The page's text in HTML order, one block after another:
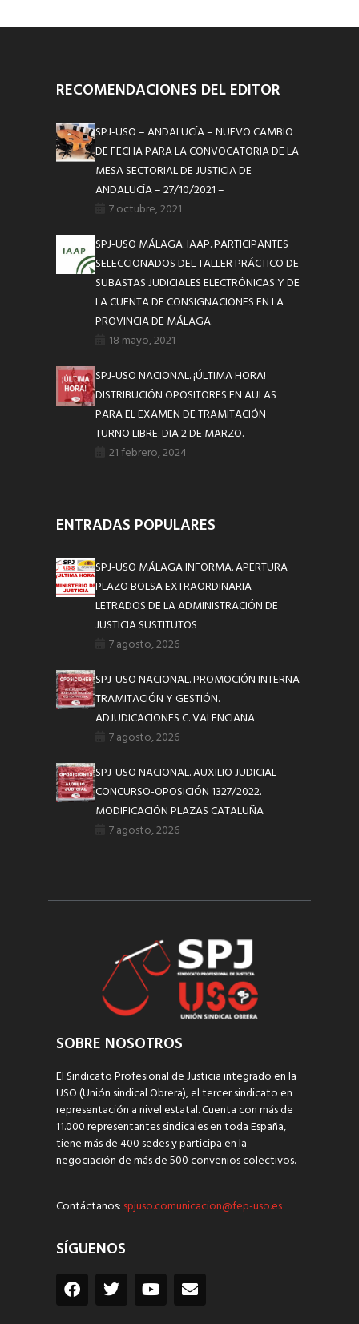
RECOMENDACIONES DEL EDITOR
SPJ-USO – ANDALUCÍA – NUEVO CAMBIO
DE FECHA PARA LA CONVOCATORIA DE LA
MESA SECTORIAL DE JUSTICIA DE
ANDALUCÍA – 27/10/2021 –
7 octubre, 2021
SPJ-USO MÁLAGA. IAAP. PARTICIPANTES
SELECCIONADOS DEL TALLER PRÁCTICO DE
SUBASTAS JUDICIALES ELECTRÓNICAS Y DE
LA CUENTA DE CONSIGNACIONES EN LA
PROVINCIA DE MÁLAGA.
18 mayo, 2021
SPJ-USO NACIONAL. ¡ÚLTIMA HORA!
DISTRIBUCIÓN OPOSITORES EN AULAS
PARA EL EXAMEN DE TRAMITACIÓN
TURNO LIBRE. DIA 2 DE MARZO.
21 febrero, 2024
ENTRADAS POPULARES
SPJ-USO MÁLAGA INFORMA. APERTURA
PLAZO BOLSA EXTRAORDINARIA
LETRADOS DE LA ADMINISTRACIÓN DE
JUSTICIA SUSTITUTOS
7 agosto, 2026
SPJ-USO NACIONAL. PROMOCIÓN INTERNA
TRAMITACIÓN Y GESTIÓN.
ADJUDICACIONES C. VALENCIANA
7 agosto, 2026
SPJ-USO NACIONAL. AUXILIO JUDICIAL
CONCURSO-OPOSICIÓN 1327/2022.
MODIFICACIÓN PLAZAS CATALUÑA
7 agosto, 2026
SOBRE NOSOTROS
El Sindicato Profesional de Justicia integrado en la
USO (Unión sindical Obrera), el tercer sindicato en
representación a nivel estatal. Cuenta con más de
11.000 representantes sindicales en toda España,
tiene más de 400 sedes y participa en la
negociación de más de 500 convenios colectivos.
Contáctanos: spjuso.comunicacion@fep-uso.es
SÍGUENOS